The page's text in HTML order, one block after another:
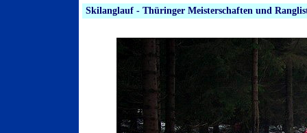
Skilanglauf - Thüringer Meisterschaften und